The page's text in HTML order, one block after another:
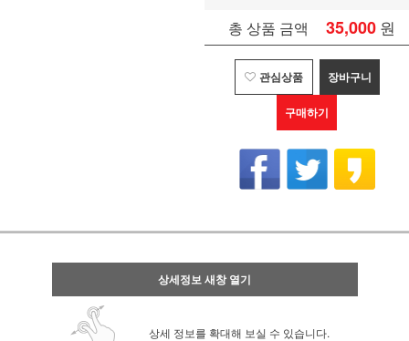
총 상품 금액 35,000 원
관심상품 장바구니
구매하기
상세정보 새창 열기
상세 정보를 확대해 보실 수 있습니다.